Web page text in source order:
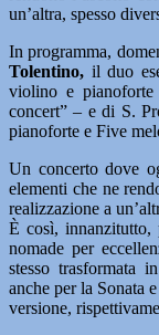
un’altra, spesso
In programma,
Tolentino, il duo
violino e
concert” – e di S.
pianoforte e Five
Un concerto dove
elementi che ne
realizzazione a
È così,
nomade per
stesso trasformata
anche per la Sonata
versione,